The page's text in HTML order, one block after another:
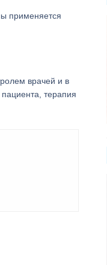
применяется
врачей и в
терапия